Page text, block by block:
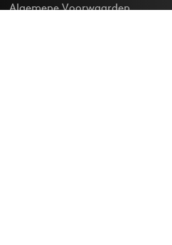
Algemene Voorwaarden